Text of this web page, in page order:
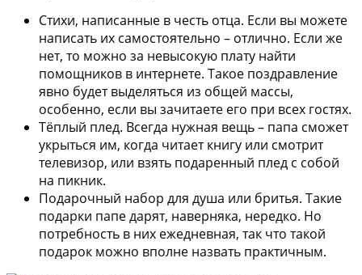
Стихи, написанные в честь отца. Если вы можете
написать их самостоятельно – отлично. Если же
нет, то можно за невысокую плату найти
помощников в интернете. Такое поздравление
явно будет выделяться из общей массы,
особенно, если вы зачитаете его при всех гостях.
Тёплый плед. Всегда нужная вещь – папа сможет
укрыться им, когда читает книгу или смотрит
телевизор, или взять подаренный плед с собой
на пикник.
Подарочный набор для душа или бритья. Такие
подарки папе дарят, наверняка, нередко. Но
потребность в них ежедневная, так что такой
подарок можно вполне назвать практичным.